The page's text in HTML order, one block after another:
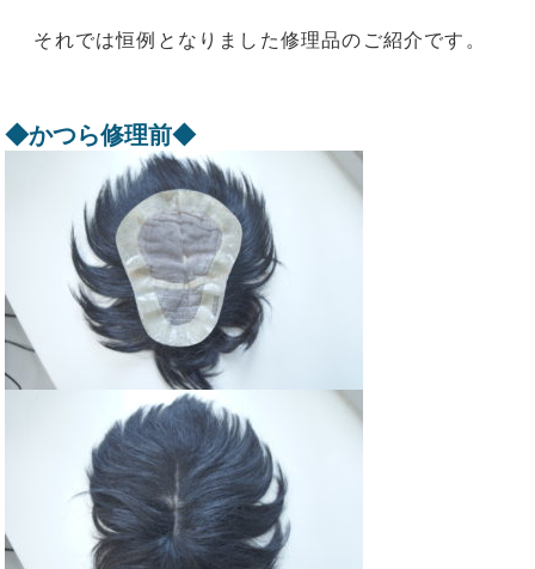
それでは恒例となりました修理品のご紹介です。
◆かつら修理前◆